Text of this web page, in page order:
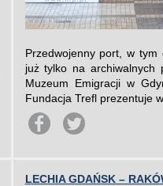
Przedwojenny port, w tym
już tylko na
Muzeum Emigracji w
Fundacja Trefl prezentuje
LECHIA GDAŃSK –